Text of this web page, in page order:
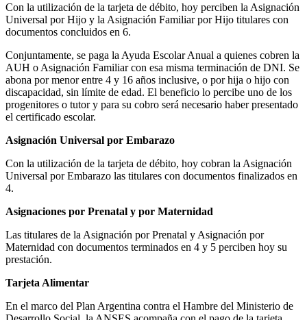
Con la utilización de la tarjeta de débito, hoy perciben la Asignación
Universal por Hijo y la Asignación Familiar por Hijo titulares con
documentos concluidos en 6.
Conjuntamente, se paga la Ayuda Escolar Anual a quienes cobren la
AUH o Asignación Familiar con esa misma terminación de DNI. Se
abona por menor entre 4 y 16 años inclusive, o por hija o hijo con
discapacidad, sin límite de edad. El beneficio lo percibe uno de los
progenitores o tutor y para su cobro será necesario haber presentado
el certificado escolar.
Asignación Universal por Embarazo
Con la utilización de la tarjeta de débito, hoy cobran la Asignación
Universal por Embarazo las titulares con documentos finalizados en
4.
Asignaciones por Prenatal y por Maternidad
Las titulares de la Asignación por Prenatal y Asignación por
Maternidad con documentos terminados en 4 y 5 perciben hoy su
prestación.
Tarjeta Alimentar
En el marco del Plan Argentina contra el Hambre del Ministerio de